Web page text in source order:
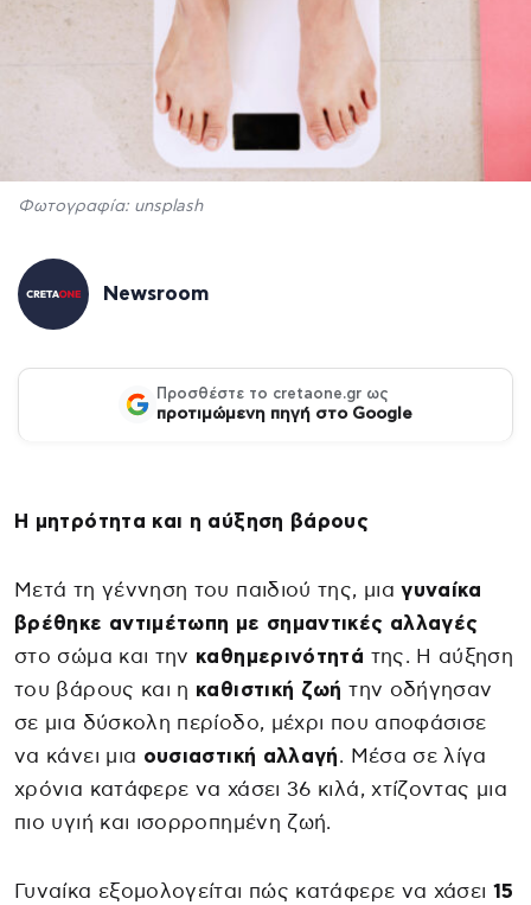
Φωτογραφία: unsplash
Newsroom
Προσθέστε το cretaone.gr ως
προτιμώμενη πηγή στο Google
Η μητρότητα και η αύξηση βάρους
Μετά τη γέννηση του παιδιού της, μιαγυναίκα
βρέθηκε αντιμέτωπη με σημαντικές αλλαγές
στο σώμα και την καθημερινότητά της. Η αύξηση
του βάρους και η καθιστική ζωή την οδήγησαν
σε μια δύσκολη περίοδο, μέχρι που αποφάσισε
να κάνει μια ουσιαστική αλλαγή. Μέσα σε λίγα
χρόνια κατάφερε να χάσει 36 κιλά, χτίζοντας μια
πιο υγιή και ισορροπημένη ζωή.
Γυναίκα εξομολογείται πώς κατάφερε να χάσει 15